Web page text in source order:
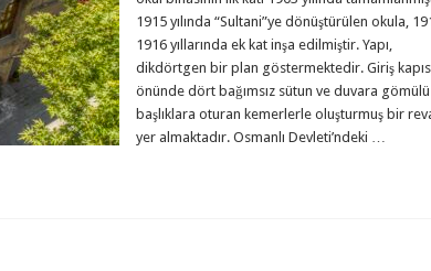
1915 yılında “Sultani”ye dönüştürülen okula,
1916 yıllarında ek kat inşa edilmiştir. Yapı,
dikdörtgen bir plan göstermektedir. Giriş
önünde dört bağımsız sütun ve duvara gömülü
başlıklara oturan kemerlerle oluşturmuş bir
yer almaktadır. Osmanlı Devleti’ndeki …